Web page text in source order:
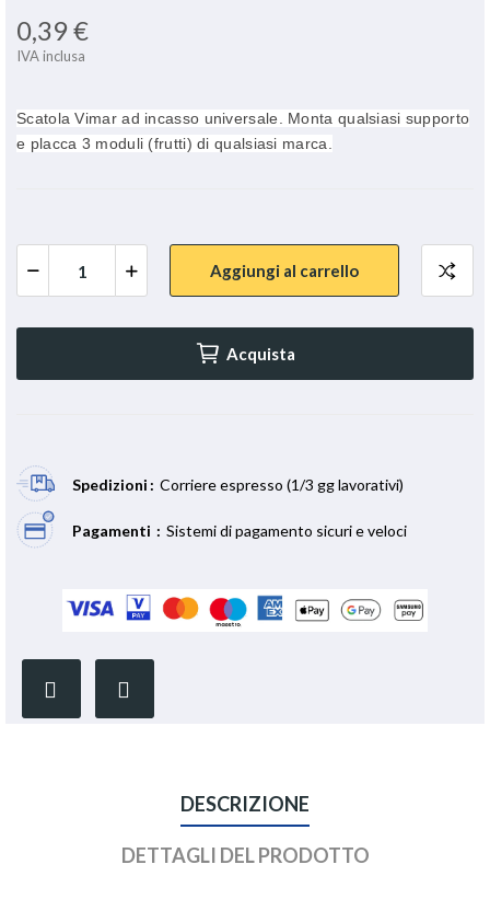
0,39 €
IVA inclusa
Scatola Vimar ad incasso universale. Monta qualsiasi supporto
e placca 3 moduli (frutti) di qualsiasi marca.
Aggiungi al carrello
Acquista
Spedizioni Corriere espresso (1/3 gg lavorativi)
Pagamenti Sistemi di pagamento sicuri e veloci
DESCRIZIONE
DETTAGLI DEL PRODOTTO